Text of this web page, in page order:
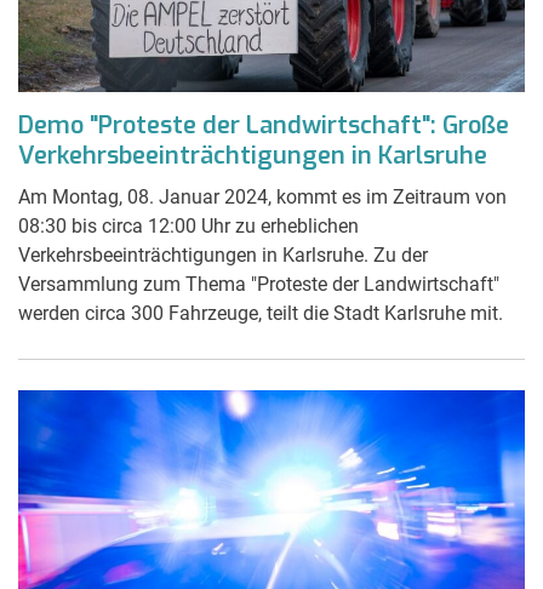
Demo "Proteste der Landwirtschaft": Große
Verkehrsbeeinträchtigungen in Karlsruhe
Am Montag, 08. Januar 2024, kommt es im Zeitraum von
08:30 bis circa 12:00 Uhr zu erheblichen
Verkehrsbeeinträchtigungen in Karlsruhe. Zu der
Versammlung zum Thema "Proteste der Landwirtschaft"
werden circa 300 Fahrzeuge, teilt die Stadt Karlsruhe mit.